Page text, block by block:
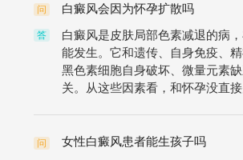
问 白癜风会因为怀孕扩散吗
答
白癜风是皮肤局部色素减退的病
能发生。它和遗传、自身免疫、精
黑色素细胞自身破坏、微量元素
关。从这些因素看，和怀孕没直
问 女性白癜风患者能生孩子吗